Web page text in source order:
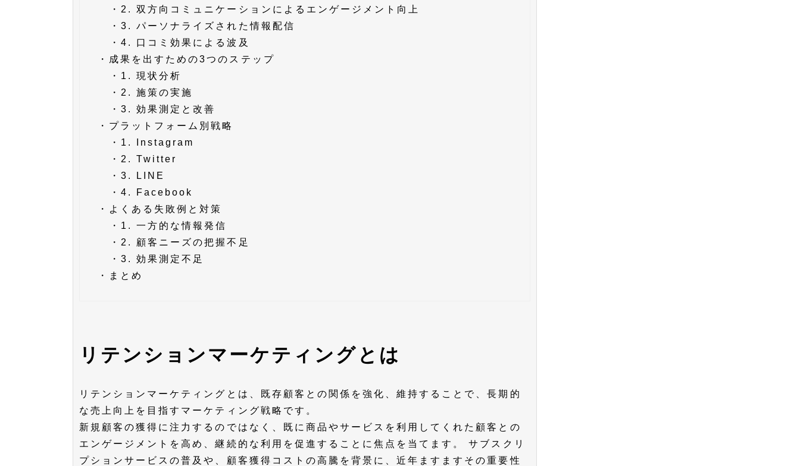
・ 2. 双方向コミュニケーションによるエンゲージメント向上
・3. パーソナライズされた情報配信
・4. 口コミ効果による波及
・
成果を出すための3つのステップ
・ 1. 現状分析
・ 2. 施策の実施
・3. 効果測定と改善
・ プラットフォーム別戦略
・ 1. Instagram
・ 2. Twitter
・3. LINE
・4. Facebook
・
よくある失敗例と対策
・ 1. 一方的な情報発信
・ 2. 顧客ニーズの把握不足
・3. 効果測定不足
・
まとめ
リテンションマーケティングとは
リテンションマーケティングとは、既存顧客との関係を強化、維持することで、長期的
な売上向上を目指すマーケティング戦略です。
新規顧客の獲得に注力するのではなく、既に商品やサービスを利用してくれた顧客との
エンゲージメントを高め、継続的な利用を促進することに焦点を当てます。 サブスクリ
プションサービスの普及や、顧客獲得コストの高騰を背景に、近年ますますその重要性